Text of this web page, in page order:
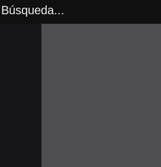
Búsqueda...